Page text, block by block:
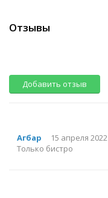
Отзывы
Добавить отзыв
Агбар
15 апреля 2022
Только бистро